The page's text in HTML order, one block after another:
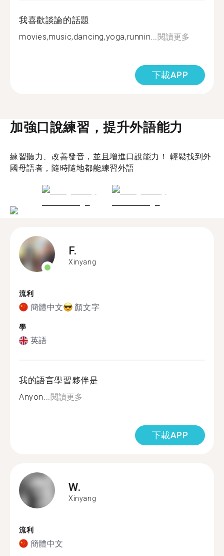
我喜歡談論的話題
movies,music,dancing,yoga,runnin... 閱讀更多
下載APP
加強口說練習，提升外語能力
練習聽力、改善發音，並且增進口說能力！ 輕鬆找到外
國母語者，隨時隨地都能練習外語
F.
Xinyang
流利
簡體中文 顏文字
學
英語
我的語言學習夥伴是
Anyon...閱讀更多
下載APP
W.
Xinyang
流利
簡體中文